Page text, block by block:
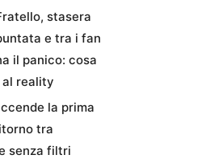
stasera
e tra i fan
il panico: cosa
reality
la prima
tra
senza filtri